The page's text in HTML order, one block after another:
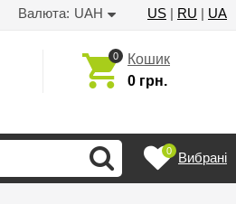
Валюта: UAH US | RU | UA
0
Кошик
0 грн.
0 Вибрані